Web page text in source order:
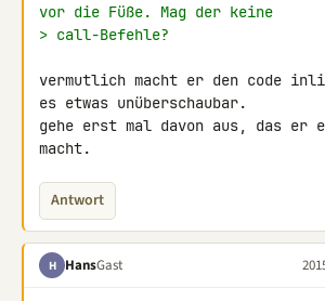
vor die Füße. Mag der keine
> call-Befehle?
vermutlich macht er den code
es etwas unüberschaubar.
gehe erst mal davon aus, das er
macht.
Antwort
H HansGast